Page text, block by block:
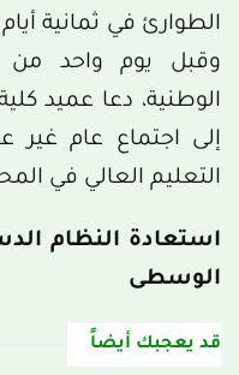
الطوارئ في ثمانية
وقبل يوم واحد من
الوطنية، دعا عميد
إلى اجتماع عام غير
التعليم العالي في
استعادة النظام
الوسطى
قد يعجبك أيضاً